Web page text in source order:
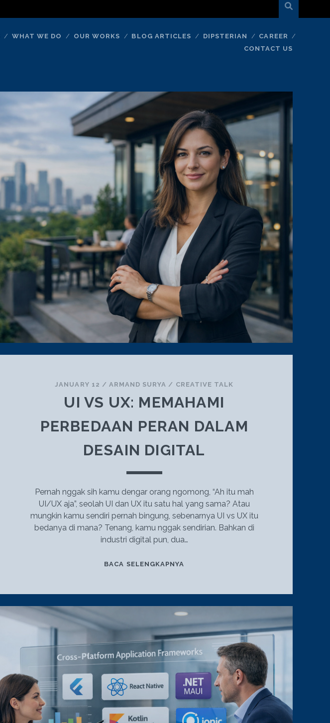
WHAT WE DO OUR WORKS BLOG ARTICLES DIPSTERIAN
CAREER
CONTACT US
JANUARY 12 / ARMAND SURYA / CREATIVE TALK
UI VS UX: MEMAHAMI
PERBEDAAN PERAN DALAM
DESAIN DIGITAL
Pernah nggak sih kamu dengar orang ngomong, “Ah itu mah
UI/UX aja”, seolah UI dan UX itu satu hal yang sama? Atau
mungkin kamu sendiri pernah bingung, sebenarnya UI vs UX itu
bedanya di mana? Tenang, kamu nggak sendirian. Bahkan di
industri digital pun, dua…
BACA SELENGKAPNYA
PERBEDAAN
PERAN
DALAM
DESAIN
DIGITAL